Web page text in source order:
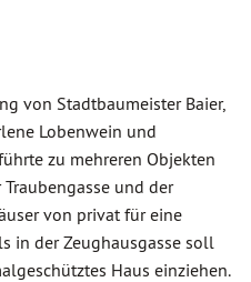
von Stadtbaumeister Baier,
Lobenwein und
zu mehreren Objekten
und der
von privat für eine
in der Zeughausgasse soll
Haus einziehen.